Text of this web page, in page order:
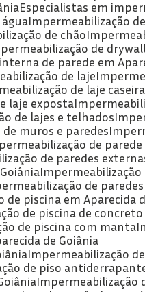
Especialistas em
Impermeabilização
de chão
de
de parede em
de laje
de laje caseira
laje exposta
de lajes e telhados
muros e paredes
de
de paredes
de
de piscina em Aparecida
de piscina de
de piscina com manta
de Goiânia
Impermeabilização
de piso
Impermeabilização